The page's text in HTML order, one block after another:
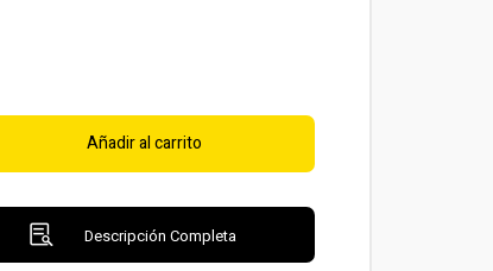
Añadir al carrito
Descripción Completa